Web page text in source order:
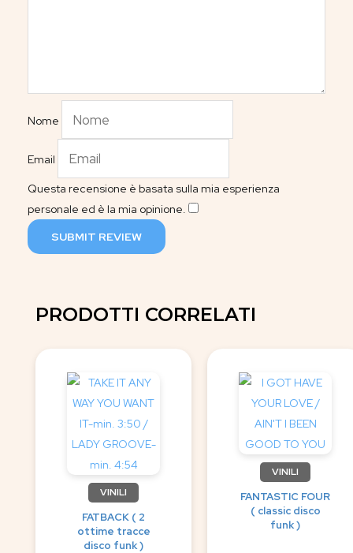
Nome
Email
Questa recensione è basata sulla mia esperienza
personale ed è la mia opinione.
SUBMIT REVIEW
PRODOTTI CORRELATI
VINILI
FATBACK ( 2
ottime tracce
disco funk )
VINILI
FANTASTIC FOUR
( classic disco
funk )